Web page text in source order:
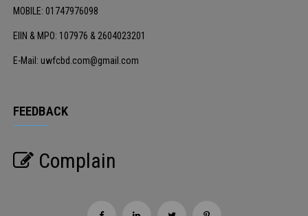
MOBILE: 01747976098
EIIN & MPO: 107976 & 2604023201
E-Mail: uwfcbd.com@gmail.com
FEEDBACK
Complain